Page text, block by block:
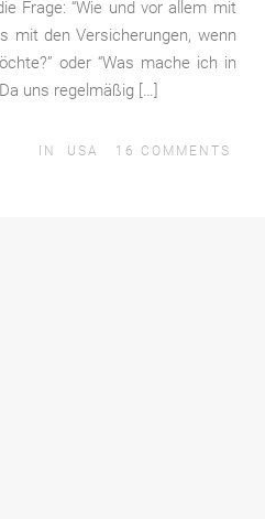
Frage: “Wie und vor allem mit
mit den Versicherungen, wenn
oder “Was mache ich in
uns regelmäßig […]
IN USA 16 COMMENTS